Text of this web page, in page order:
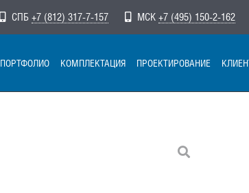
СПБ +7 (812) 317-7-157 МСК +7 (495) 150-2-162
ПОРТФОЛИО КОМПЛЕКТАЦИЯ ПРОЕКТИРОВАНИЕ